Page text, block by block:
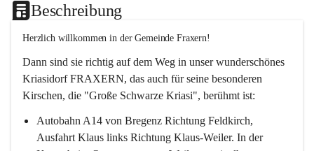
Beschreibung
Herzlich willkommen in der Gemeinde Fraxern!
Dann sind sie richtig auf dem Weg in unser wunderschönes
Kriasidorf FRAXERN, das auch für seine besonderen
Kirschen, die "Große Schwarze Kriasi", berühmt ist:
Autobahn A14 von Bregenz Richtung Feldkirch,
Ausfahrt Klaus links Richtung Klaus-Weiler. In der